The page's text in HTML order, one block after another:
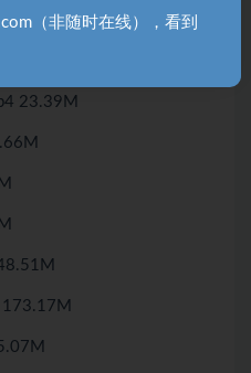
23.39M
（非随时在线），看到